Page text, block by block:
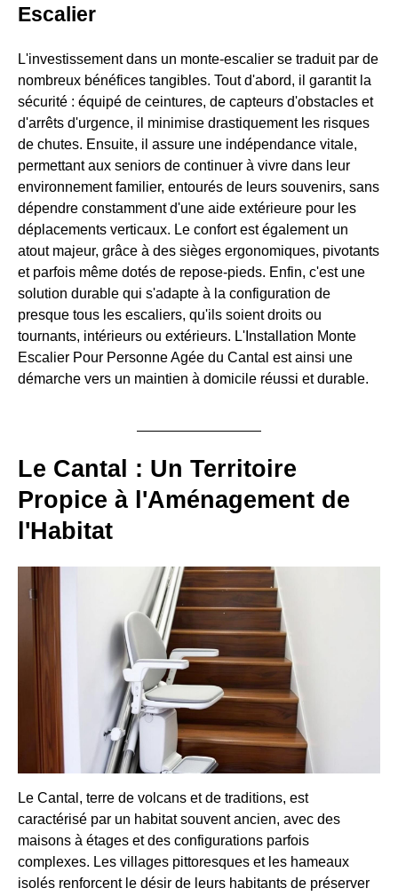
Escalier
L'investissement dans un monte-escalier se traduit par de
nombreux bénéfices tangibles. Tout d'abord, il garantit la
sécurité : équipé de ceintures, de capteurs d'obstacles et
d'arrêts d'urgence, il minimise drastiquement les risques
de chutes. Ensuite, il assure une indépendance vitale,
permettant aux seniors de continuer à vivre dans leur
environnement familier, entourés de leurs souvenirs, sans
dépendre constamment d'une aide extérieure pour les
déplacements verticaux. Le confort est également un
atout majeur, grâce à des sièges ergonomiques, pivotants
et parfois même dotés de repose-pieds. Enfin, c'est une
solution durable qui s'adapte à la configuration de
presque tous les escaliers, qu'ils soient droits ou
tournants, intérieurs ou extérieurs. L'Installation Monte
Escalier Pour Personne Agée du Cantal est ainsi une
démarche vers un maintien à domicile réussi et durable.
Le Cantal : Un Territoire
Propice à l'Aménagement de
l'Habitat
Le Cantal, terre de volcans et de traditions, est
caractérisé par un habitat souvent ancien, avec des
maisons à étages et des configurations parfois
complexes. Les villages pittoresques et les hameaux
isolés renforcent le désir de leurs habitants de préserver